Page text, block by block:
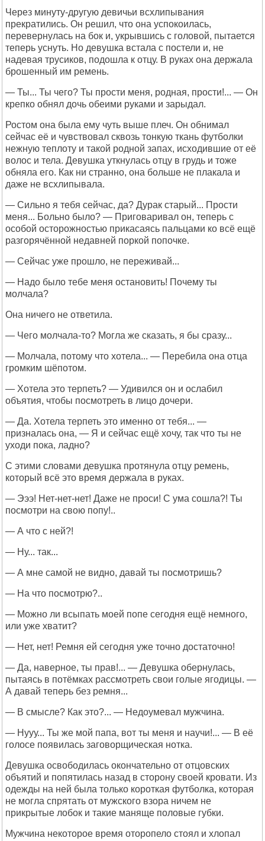
Через минуту-другую девичьи всхлипывания
прекратились. Он решил, что она успокоилась,
перевернулась на бок и, укрывшись с головой, пытается
теперь уснуть. Но девушка встала с постели и, не
надевая трусиков, подошла к отцу. В руках она держала
брошенный им ремень.
— Ты... Ты чего? Ты прости меня, родная, прости!... — Он
крепко обнял дочь обеими руками и зарыдал.
Ростом она была ему чуть выше плеч. Он обнимал
сейчас её и чувствовал сквозь тонкую ткань футболки
нежную теплоту и такой родной запах, исходившие от её
волос и тела. Девушка уткнулась отцу в грудь и тоже
обняла его. Как ни странно, она больше не плакала и
даже не всхлипывала.
— Сильно я тебя сейчас, да? Дурак старый... Прости
меня... Больно было? — Приговаривал он, теперь с
особой осторожностью прикасаясь пальцами ко всё ещё
разгорячённой недавней поркой попочке.
— Сейчас уже прошло, не переживай...
— Надо было тебе меня остановить! Почему ты
молчала?
Она ничего не ответила.
— Чего молчала-то? Могла же сказать, я бы сразу...
— Молчала, потому что хотела... — Перебила она отца
громким шёпотом.
— Хотела это терпеть? — Удивился он и ослабил
объятия, чтобы посмотреть в лицо дочери.
— Да. Хотела терпеть это именно от тебя... —
призналась она, — Я и сейчас ещё хочу, так что ты не
уходи пока, ладно?
С этими словами девушка протянула отцу ремень,
который всё это время держала в руках.
— Эээ! Нет-нет-нет! Даже не проси! С ума сошла?! Ты
посмотри на свою попу!..
— А что с ней?!
— Ну... так...
— А мне самой не видно, давай ты посмотришь?
— На что посмотрю?..
— Можно ли всыпать моей попе сегодня ещё немного,
или уже хватит?
— Нет, нет! Ремня ей сегодня уже точно достаточно!
— Да, наверное, ты прав!... — Девушка обернулась,
пытаясь в потёмках рассмотреть свои голые ягодицы. —
А давай теперь без ремня...
— В смысле? Как это?... — Недоумевал мужчина.
— Нууу... Ты же мой папа, вот ты меня и научи!... — В её
голосе появилась заговорщическая нотка.
Девушка освободилась окончательно от отцовских
объятий и попятилась назад в сторону своей кровати. Из
одежды на ней была только короткая футболка, которая
не могла спрятать от мужского взора ничем не
прикрытые лобок и такие маняще половые губки.
Мужчина некоторое время оторопело стоял и хлопал